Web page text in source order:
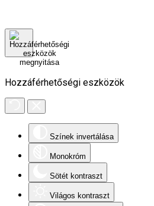
Hozzáférhetőségi eszközök
Színek invertálása
Monokróm
Sötét kontraszt
Világos kontraszt